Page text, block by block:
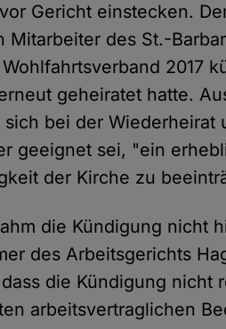
Gericht einstecken.
Mitarbeiter des St.-
2017
geheiratet hatte.
sich bei der
geeignet sei, "ein
der Kirche zu
die Kündigung nicht
des Arbeitsgerichts
die Kündigung nicht
arbeitsvertraglichen